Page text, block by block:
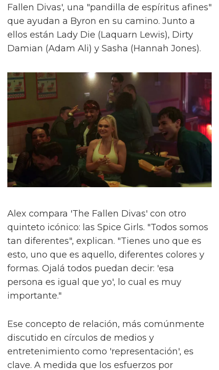
Fallen Divas', una "pandilla de espíritus afines"
que ayudan a Byron en su camino. Junto a
ellos están Lady Die (Laquarn Lewis), Dirty
Damian (Adam Ali) y Sasha (Hannah Jones).
Alex compara 'The Fallen Divas' con otro
quinteto icónico: las Spice Girls. "Todos somos
tan diferentes", explican. "Tienes uno que es
esto, uno que es aquello, diferentes colores y
formas. Ojalá todos puedan decir: 'esa
persona es igual que yo', lo cual es muy
importante."
Ese concepto de relación, más comúnmente
discutido en círculos de medios y
entretenimiento como 'representación', es
clave. A medida que los esfuerzos por